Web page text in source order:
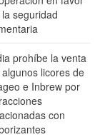
seguridad
prohíbe la venta
licores de
e Inbrew por
con